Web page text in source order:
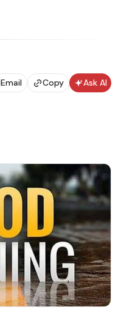
Email Copy Ask AI